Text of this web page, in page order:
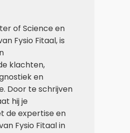
of Science en
Fysio Fitaal, is
klachten,
en
Door te schrijven
hij je
de expertise en
Fysio Fitaal in